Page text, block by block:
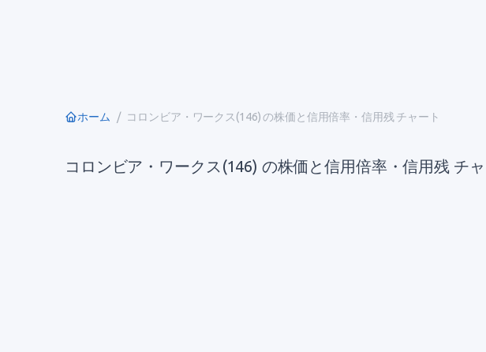
ホーム コロンビア・ワークス(146) の株価と信用倍率・信用残 チャート
コロンビア・ワークス(146) の株価と信用倍率・信用残 チャ